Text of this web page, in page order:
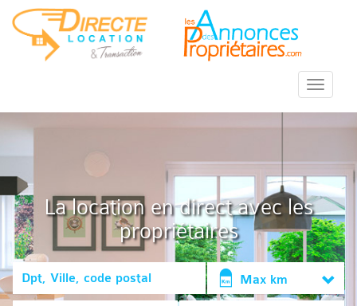
::Menu::
La location en direct avec les
propriétaires
Max km